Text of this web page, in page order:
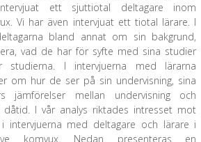
ett sjuttiotal deltagare inom
Vi har även intervjuat ett tiotal lärare. I
bland annat om sin bakgrund,
vad de har för syfte med sina studier
I intervjuerna med lärarna
om hur de ser på sin undervisning, sina
jämförelser mellan undervisning och
dåtid. I vår analys riktades intresset mot
intervjuerna med deltagare och lärare i
komvux. Nedan presenteras en